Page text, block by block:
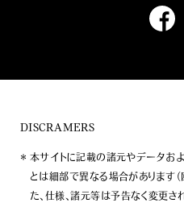
DISCRAMERS
本サイトに記載の諸元やデータお
とは細部で異なる場合があります
た、仕様、諸元等は予告なく変更さ